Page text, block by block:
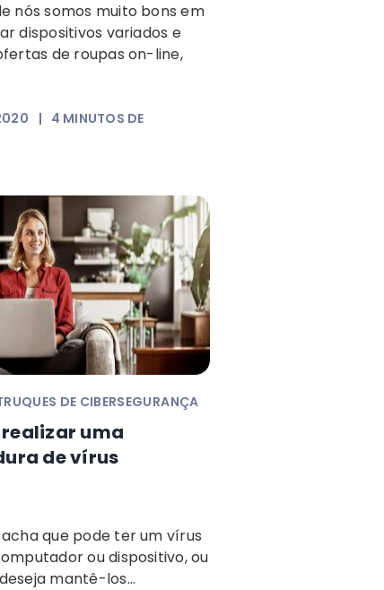
nós somos muito bons em
dispositivos variados e
de roupas on-line,
| 4 MINUTOS DE
DE CIBERSEGURANÇA
uma
de vírus
que pode ter um vírus
ou dispositivo, ou
mantê-los...